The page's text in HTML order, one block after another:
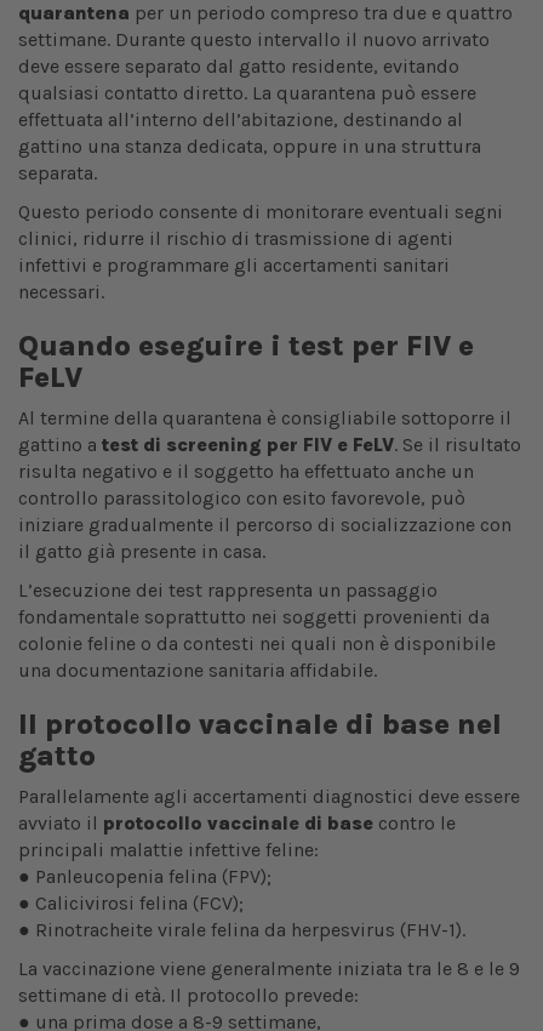
quarantena per un periodo compreso tra due e quattro
settimane. Durante questo intervallo il nuovo arrivato
deve essere separato dal gatto residente, evitando
qualsiasi contatto diretto. La quarantena può essere
effettuata all’interno dell’abitazione, destinando al
gattino una stanza dedicata, oppure in una struttura
separata.
Questo periodo consente di monitorare eventuali segni
clinici, ridurre il rischio di trasmissione di agenti
infettivi e programmare gli accertamenti sanitari
necessari.
Quando eseguire i test per FIV e
FeLV
Al termine della quarantena è consigliabile sottoporre il
gattino a test di screening per FIV e FeLV. Se il risultato
risulta negativo e il soggetto ha effettuato anche un
controllo parassitologico con esito favorevole, può
iniziare gradualmente il percorso di socializzazione con
il gatto già presente in casa.
L’esecuzione dei test rappresenta un passaggio
fondamentale soprattutto nei soggetti provenienti da
colonie feline o da contesti nei quali non è disponibile
una documentazione sanitaria affidabile.
Il protocollo vaccinale di base nel
gatto
Parallelamente agli accertamenti diagnostici deve essere
avviato il protocollo vaccinale di base contro le
principali malattie infettive feline:
● Panleucopenia felina (FPV);
● Calicivirosi felina (FCV);
● Rinotracheite virale felina da herpesvirus (FHV-1).
La vaccinazione viene generalmente iniziata tra le 8 e le 9
settimane di età. Il protocollo prevede:
● una prima dose a 8-9 settimane,